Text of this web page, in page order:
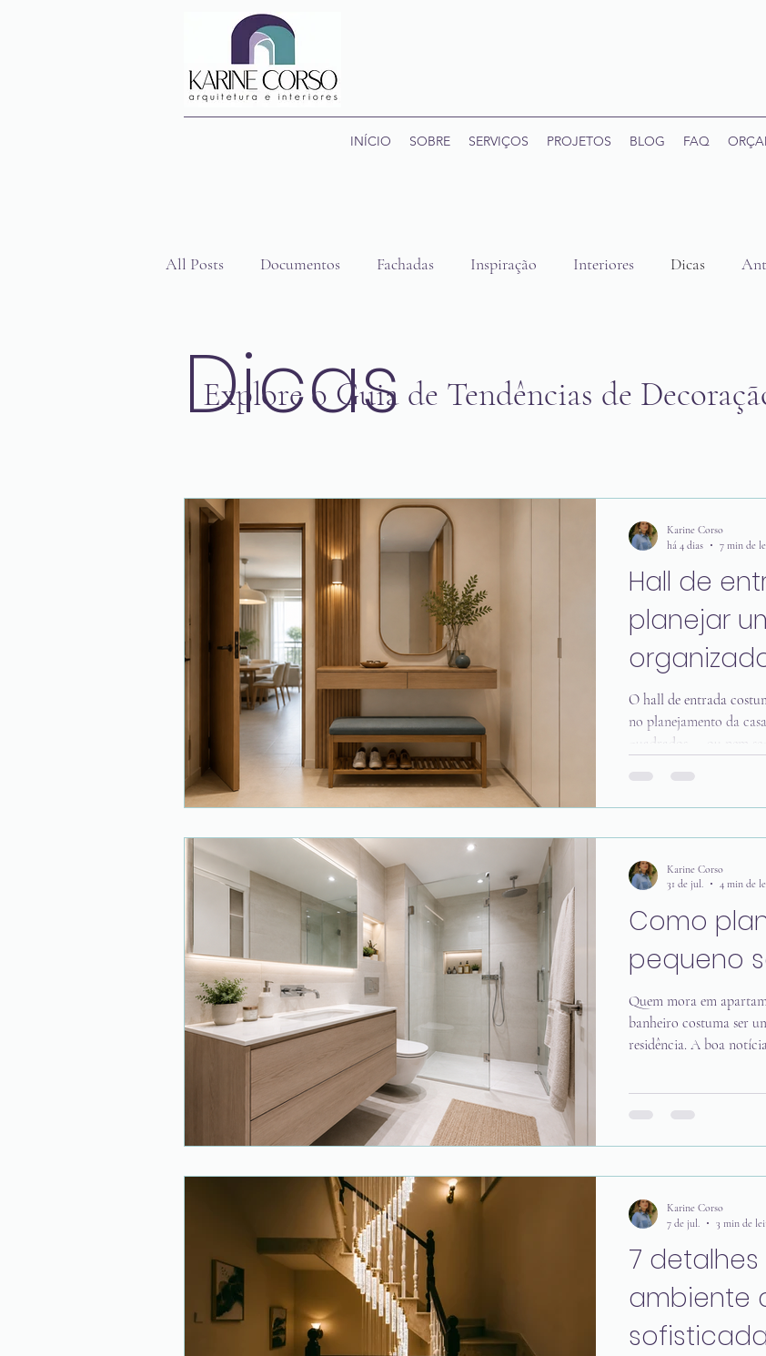
INÍCIO SOBRE SERVIÇOS PROJETOS BLOG FAQ
All Posts Documentos Fachadas Inspiração Interiores Dicas
Dicas
Hall de
planejar
O hall de entrada
no planejamento da
quadrados — ou nem
apoiamos a bolsa,
Karine Corso
há 4 dias
7 min de
Como
pequeno
Quem mora em
banheiro costuma ser
residência. A boa
aumentar a área
Karine Corso
31 de jul.
4 min de
7
ambiente
Karine Corso
7 de jul.
3 min de
Explore o Guia de Tendências de